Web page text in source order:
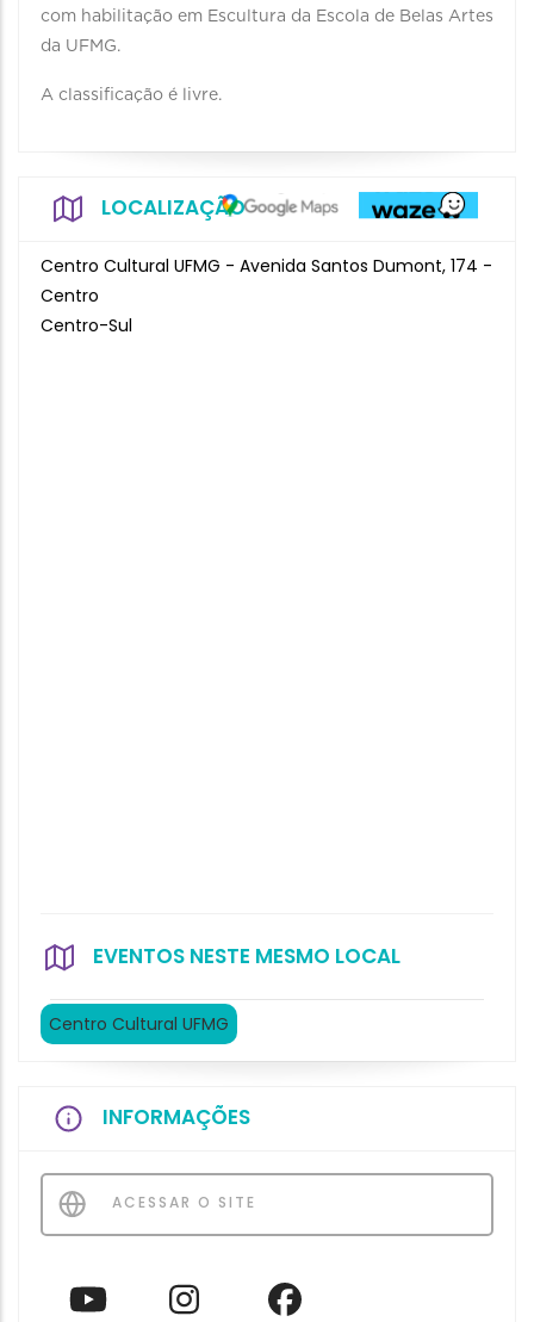
com habilitação em Escultura da Escola de Belas Artes
da UFMG.
A classificação é livre.
LOCALIZAÇÃO
Centro Cultural UFMG - Avenida Santos Dumont, 174 -
Centro
Centro-Sul
EVENTOS NESTE MESMO LOCAL
Centro Cultural UFMG
INFORMAÇÕES
ACESSAR O SITE